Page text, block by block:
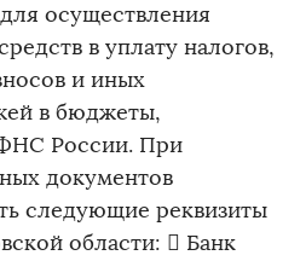
осуществления
в уплату налогов,
и иных
в бюджеты,
России. При
документов
следующие реквизиты
области:  Банк